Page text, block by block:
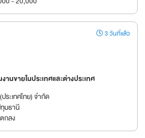
3 วันที่แล้ว
านขายในประเทศและต่างประเทศ
ะเทศไทย) จำกัด
มธานี
กลง